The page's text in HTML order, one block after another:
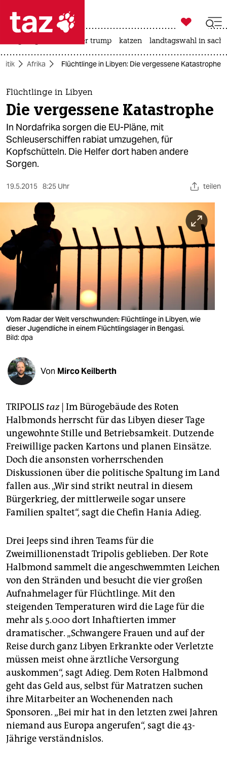
 taz zahl ich
taz zahl ich
themen
politik
öko
gesellschaft
kultur
sport
berlin
nord
wahrheit
verlag
verlag
veranstaltungen
shop
fragen & hilfe
abo
genossenschaft
epaper login

taz zahl ich
usa unter trump katzen landtagswahl in
Afrika Flüchtlinge in Libyen: Die vergessene Katastrophe
Flüchtlinge in Libyen
Die vergessene Katastrophe
In Nordafrika sorgen die EU-Pläne, mit
Schleuserschiffen rabiat umzugehen, für
Kopfschütteln. Die Helfer dort haben andere
Sorgen.
19.5.2015 8:25 Uhr teilen
Vom Radar der Welt verschwunden: Flüchtlinge in Libyen, wie
dieser Jugendliche in einem Flüchtlingslager in Bengasi.
Bild: dpa
Von Mirco Keilberth
TRIPOLIS taz| Im Bürogebäude des Roten
Halbmonds herrscht für das Libyen dieser Tage
ungewohnte Stille und Betriebsamkeit. Dutzende
Freiwillige packen Kartons und planen Einsätze.
Doch die ansonsten vorherrschenden
Diskussionen über die politische Spaltung im Land
fallen aus. „Wir sind strikt neutral in diesem
Bürgerkrieg, der mittlerweile sogar unsere
Familien spaltet“, sagt die Chefin Hania Adieg.
Drei Jeeps sind ihren Teams für die
Zweimillionenstadt Tripolis geblieben. Der Rote
Halbmond sammelt die angeschwemmten Leichen
von den Stränden und besucht die vier großen
Aufnahmelager für Flüchtlinge. Mit den
steigenden Temperaturen wird die Lage für die
mehr als 5.000 dort Inhaftierten immer
dramatischer. „Schwangere Frauen und auf der
Reise durch ganz Libyen Erkrankte oder Verletzte
müssen meist ohne ärztliche Versorgung
auskommen“, sagt Adieg. Dem Roten Halbmond
geht das Geld aus, selbst für Matratzen suchen
ihre Mitarbeiter an Wochenenden nach
Sponsoren. „Bei mir hat in den letzten zwei Jahren
niemand aus Europa angerufen“, sagt die 43-
Jährige verständnislos.